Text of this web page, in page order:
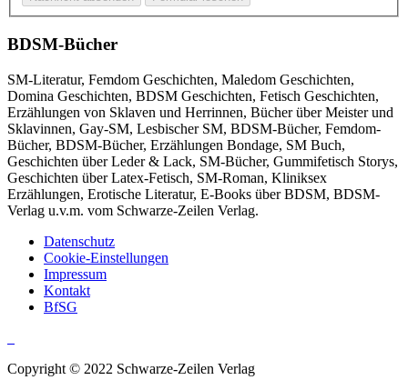
BDSM-Bücher
SM-Literatur, Femdom Geschichten, Maledom Geschichten,
Domina Geschichten, BDSM Geschichten, Fetisch Geschichten,
Erzählungen von Sklaven und Herrinnen, Bücher über Meister und
Sklavinnen, Gay-SM, Lesbischer SM, BDSM-Bücher, Femdom-
Bücher, BDSM-Bücher, Erzählungen Bondage, SM Buch,
Geschichten über Leder & Lack, SM-Bücher, Gummifetisch Storys,
Geschichten über Latex-Fetisch, SM-Roman, Kliniksex
Erzählungen, Erotische Literatur, E-Books über BDSM, BDSM-
Verlag u.v.m. vom Schwarze-Zeilen Verlag.
Datenschutz
Cookie-Einstellungen
Impressum
Kontakt
BfSG
Copyright © 2022 Schwarze-Zeilen Verlag